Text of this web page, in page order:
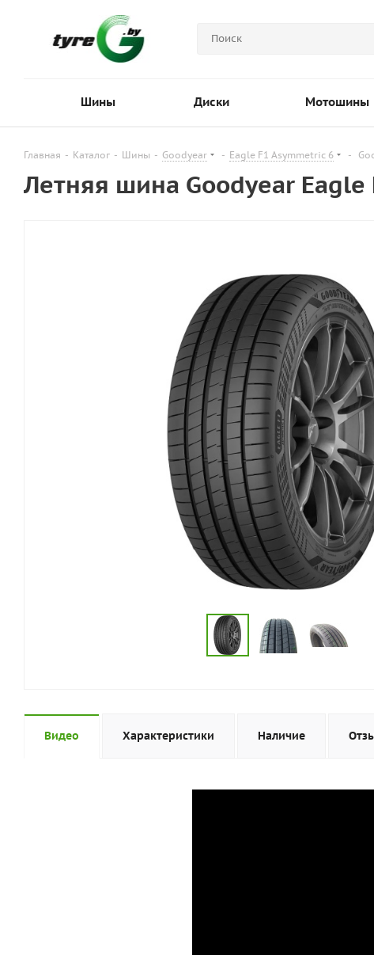
Шины Диски Мотошины
Главная - Каталог - Шины - Goodyear - Eagle F1 Asymmetric 6 -
Летняя шина Goodyear
Видео Характеристики Наличие